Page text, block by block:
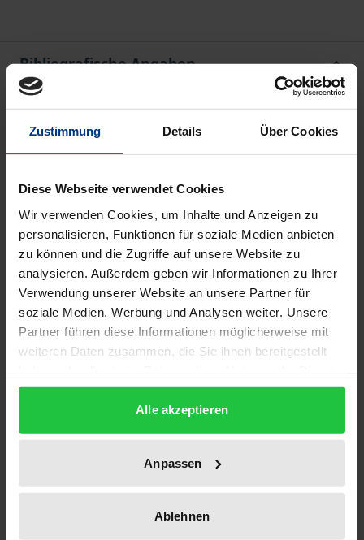
Zustimmung Details Über Cookies
Diese Webseite verwendet Cookies
Wir verwenden Cookies, um Inhalte und Anzeigen zu
personalisieren, Funktionen für soziale Medien anbieten
zu können und die Zugriffe auf unsere Website zu
analysieren. Außerdem geben wir Informationen zu Ihrer
Verwendung unserer Website an unsere Partner für
soziale Medien, Werbung und Analysen weiter. Unsere
Partner führen diese Informationen möglicherweise mit
weiteren Daten zusammen, die Sie ihnen bereitgestellt
gesammelt haben.
Alle akzeptieren
Anpassen
Ablehnen
Bibliografische Angaben
1
ISBN
Untertitel
Eine vergleichende Studie zu B. Savinkov, J.
Osaragi, K. Takahashi und A. Camus
Erscheinungsdatum
01.01.2002
Verlag